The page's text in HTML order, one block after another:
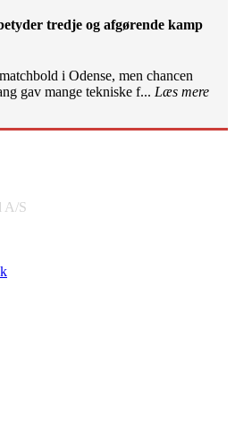
tredje og afgørende kamp
i Odense, men chancen
gav mange tekniske f... Læs mere
A/S